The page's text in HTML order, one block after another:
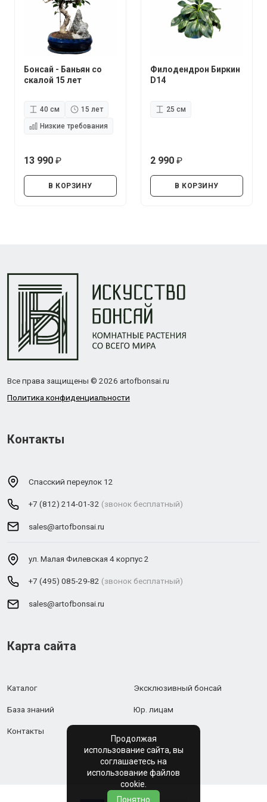
Бонсай - Баньян со
скалой 15 лет
40 см
15 лет
Низкие требования
13 990
В КОРЗИНУ
Филодендрон Биркин
D14
25 см
2 990
В КОРЗИНУ
Все права защищены © 2026 artofbonsai.ru
Политика конфиденциальности
Контакты
Спасский переулок 12
+7 (812) 214-01-32 (звонок бесплатный)
sales@artofbonsai.ru
ул. Малая Филевская 4 корпус 2
+7 (495) 085-29-82 (звонок бесплатный)
sales@artofbonsai.ru
Карта сайта
Каталог Эксклюзивный бонсай
База знаний Юр. лицам
Контакты
Продолжая
использование сайта, вы
соглашаетесь на
использование файлов
cookie.
Понятно